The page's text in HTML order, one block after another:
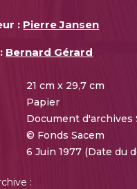
: Pierre Jansen
Bernard Gérard
21 cm x 29,7 cm
Papier
Document d'archives
© Fonds Sacem
6 Juin 1977 (Date du
: